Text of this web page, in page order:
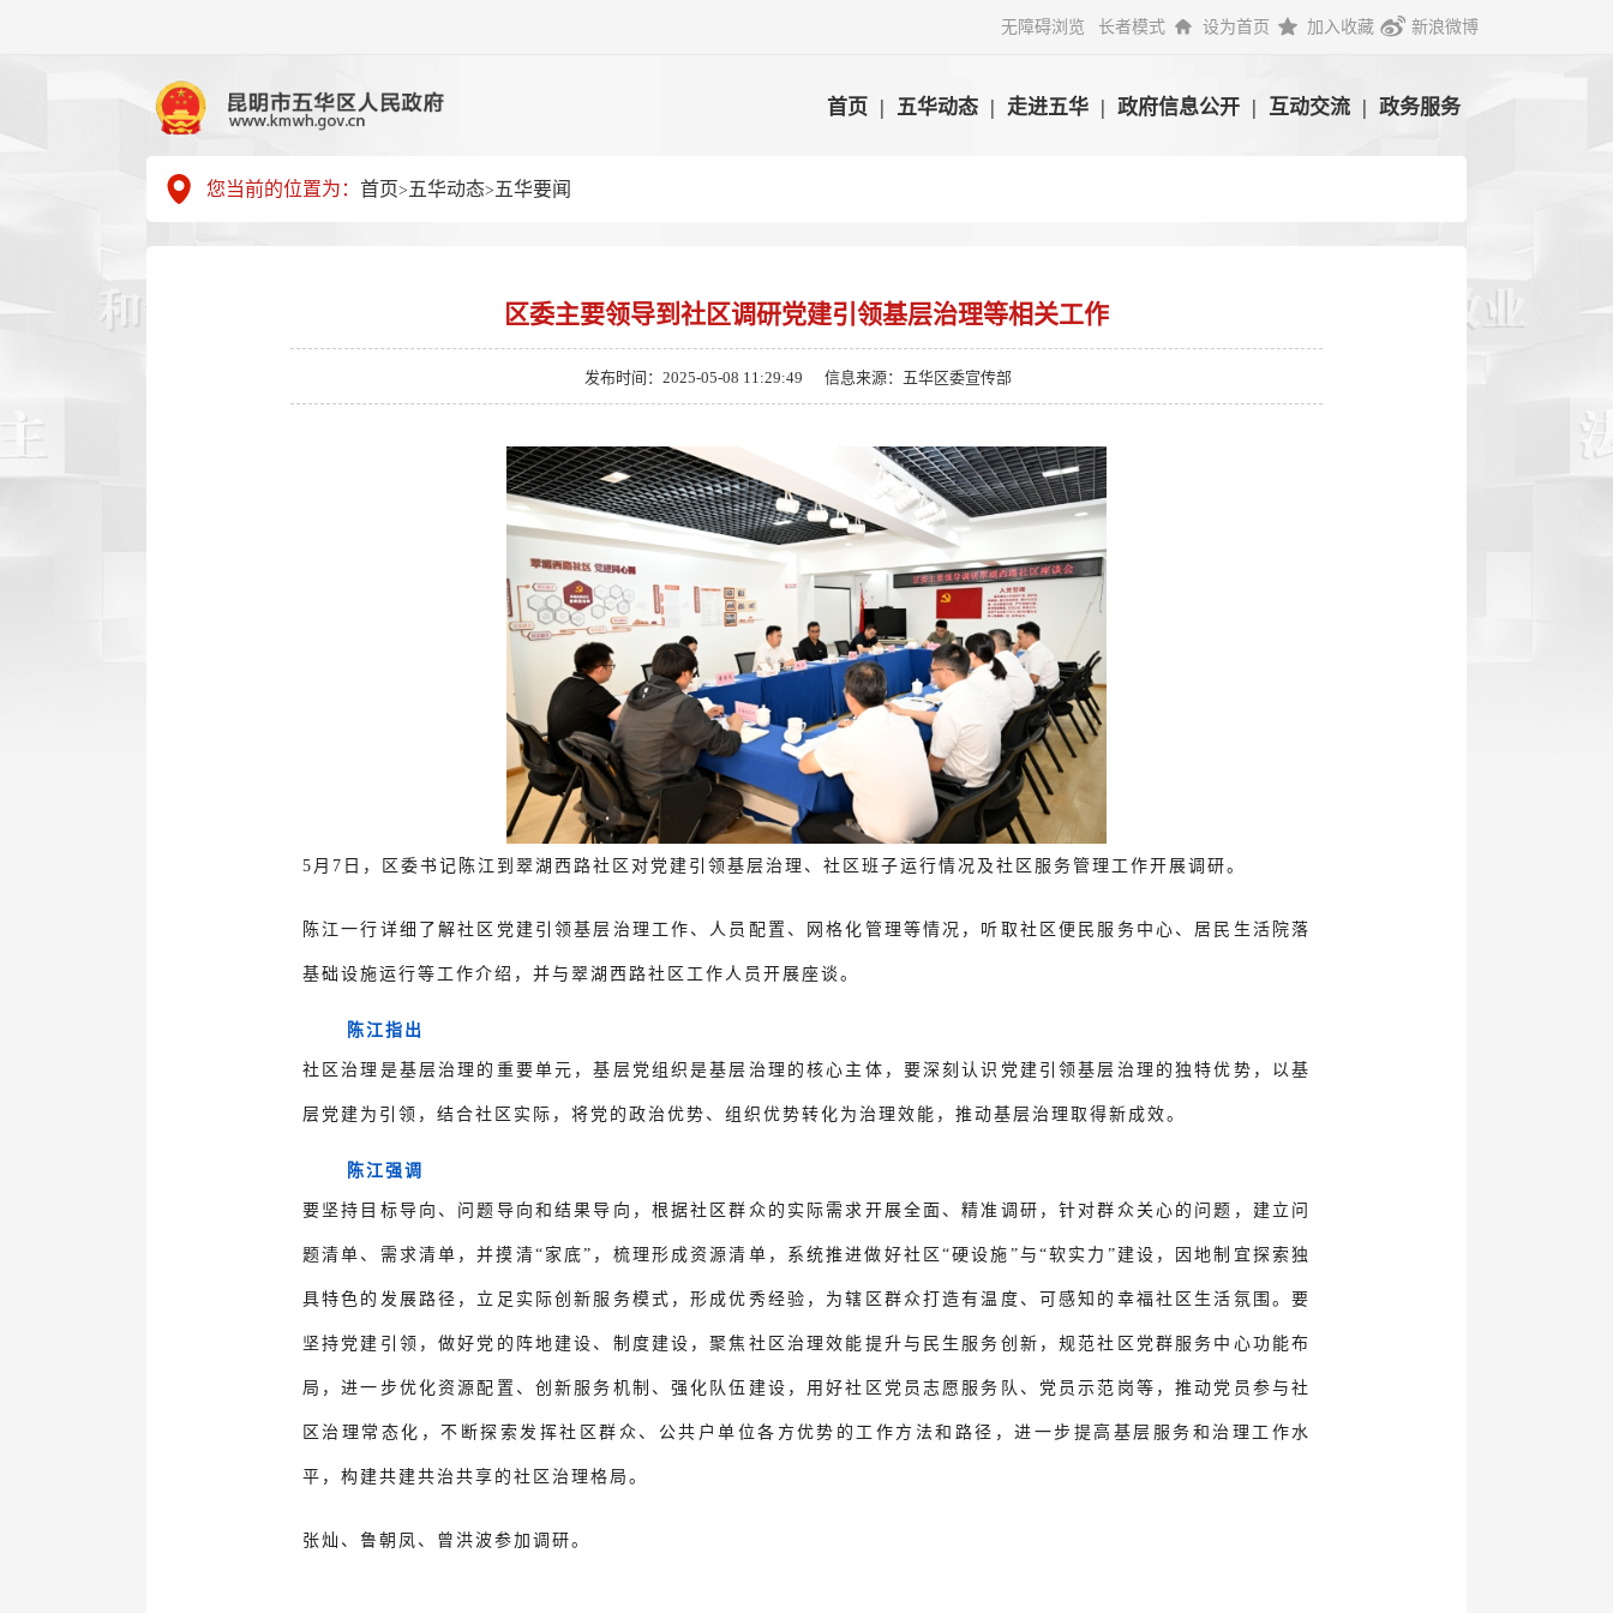
无障碍浏览 长者模式 设为首页 加入收藏 新浪微博
首页 | 五华动态 | 走进五华 | 政府信息公开 | 互动交流 | 政务服务
您当前的位置为： 首页> 五华动态> 五华要闻
区委主要领导到社区调研党建引领基层治理等相关工作
发布时间：2025-05-08 11:29:49 信息来源：五华区委宣传部
5月7日，区委书记陈江到翠湖西路社区对党建引领基层治理、社区班子运行情况及社区服务管理工作开展调研。
陈江一行详细了解社区党建引领基层治理工作、人员配置、网格化管理等情况，听取社区便民服务中心、居民生活院落
基础设施运行等工作介绍，并与翠湖西路社区工作人员开展座谈。
陈江指出
社区治理是基层治理的重要单元，基层党组织是基层治理的核心主体，要深刻认识党建引领基层治理的独特优势，以基
层党建为引领，结合社区实际，将党的政治优势、组织优势转化为治理效能，推动基层治理取得新成效。
陈江强调
要坚持目标导向、问题导向和结果导向，根据社区群众的实际需求开展全面、精准调研，针对群众关心的问题，建立问
题清单、需求清单，并摸清“家底”，梳理形成资源清单，系统推进做好社区“硬设施”与“软实力”建设，因地制宜探索独
具特色的发展路径，立足实际创新服务模式，形成优秀经验，为辖区群众打造有温度、可感知的幸福社区生活氛围。要
坚持党建引领，做好党的阵地建设、制度建设，聚焦社区治理效能提升与民生服务创新，规范社区党群服务中心功能布
局，进一步优化资源配置、创新服务机制、强化队伍建设，用好社区党员志愿服务队、党员示范岗等，推动党员参与社
区治理常态化，不断探索发挥社区群众、公共户单位各方优势的工作方法和路径，进一步提高基层服务和治理工作水
平，构建共建共治共享的社区治理格局。
张灿、鲁朝凤、曾洪波参加调研。